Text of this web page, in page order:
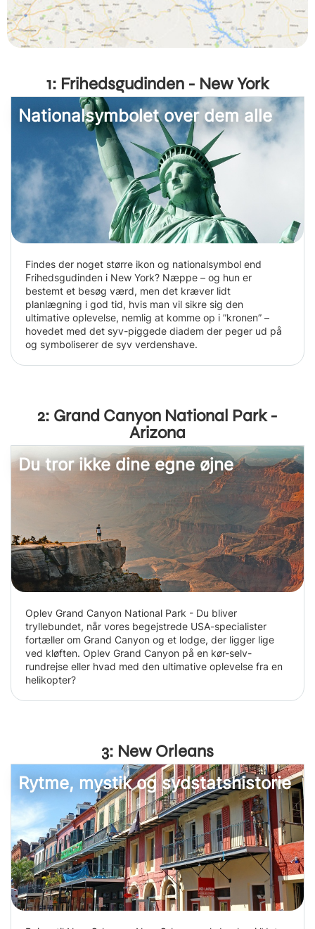
1: Frihedsgudinden - New York
Nationalsymbolet over dem alle
Findes der noget større ikon og nationalsymbol end
Frihedsgudinden i New York? Næppe – og hun er
bestemt et besøg værd, men det kræver lidt
planlægning i god tid, hvis man vil sikre sig den
ultimative oplevelse, nemlig at komme op i ”kronen” –
hovedet med det syv-piggede diadem der peger ud på
og symboliserer de syv verdenshave.
2: Grand Canyon National Park -
Arizona
Du tror ikke dine egne øjne
Oplev Grand Canyon National Park - Du bliver
tryllebundet, når vores begejstrede USA-specialister
fortæller om Grand Canyon og et lodge, der ligger lige
ved kløften. Oplev Grand Canyon på en kør-selv-
rundrejse eller hvad med den ultimative oplevelse fra en
helikopter?
3: New Orleans
Rytme, mystik og sydstatshistorie